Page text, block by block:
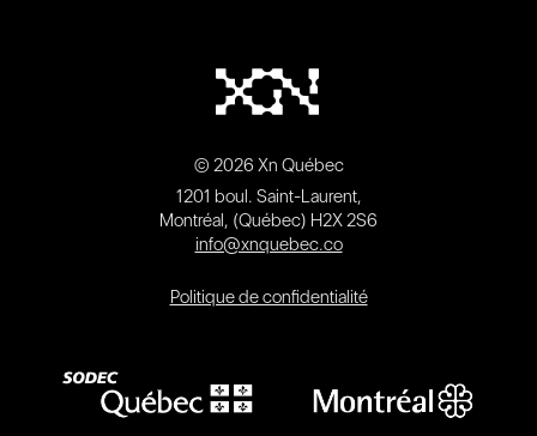
© 2026 Xn Québec
1201 boul. Saint-Laurent,
Montréal, (Québec) H2X 2S6
info@xnquebec.co
Politique de confidentialité